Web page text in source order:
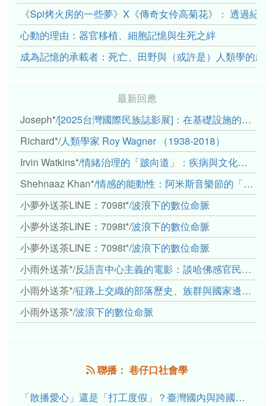
《Spi烤火房的一些夢》X《傳奇女伶高菊花》： 透過紀
心動的理由：器官移植、細胞記憶與生死之絆
成為記憶的承載者：死亡、田野與（或許是）人類學的成
最新回應
Joseph*/[2025台灣國際民族誌影展]：在基礎設施的邊緣，聆聽人的呼吸
Richard*/人類學家 Roy Wagner （1938-2018）
Irvin Watkins*/情緒治理的「跛向道」：疾病與文化象徵的轉變舉例
Shehnaaz Khan*/情感的能動性：阿米斯音樂節的「對話觀察」
小夢外送茶LINE：7098t*/波浪下的數位命脈
小夢外送茶LINE：7098t*/波浪下的數位命脈
小夢外送茶LINE：7098t*/波浪下的數位命脈
小雨外送茶*/反語言中心主義的電影：談哈佛感官民族誌實驗室
小雨外送茶*/征路上交織的部落歷史、族群與國家邊界敘事： 《路有多長》、《高砂的翅膀》、《檔案／李光輝》
小雨外送茶*/波浪下的數位命脈
聯播： 巷仔口社會學
「散播愛心」還是「打工度假」？臺灣國內與跨國捐卵的利他修辭、金錢動機與身體代價